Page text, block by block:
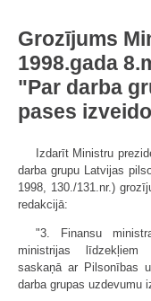
Grozījums
1998.gada
"Par darba
pases
Izdarīt Ministru
darba grupu Latvijas
1998, 130./131.nr.)
redakcijā:
"3. Finansu
ministrijas līdzekļiem
saskaņā ar Pilsonības
darba grupas uzdevumu